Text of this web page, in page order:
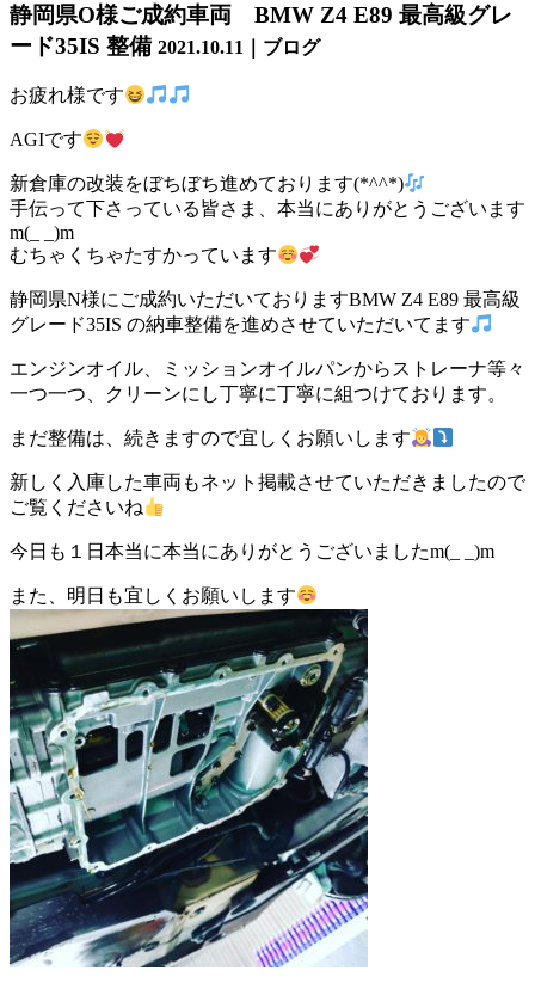
静岡県O様ご成約車両 BMW Z4 E89 最高級グレ
ード35IS 整備 2021.10.11｜ブログ
お疲れ様です
AGIです
新倉庫の改装をぼちぼち進めております(*^^*)
手伝って下さっている皆さま、本当にありがとうございます
m(_ _)m
むちゃくちゃたすかっています
静岡県N様にご成約いただいておりますBMW Z4 E89 最高級
グレード35IS の納車整備を進めさせていただいてます
エンジンオイル、ミッションオイルパンからストレーナ等々
一つ一つ、クリーンにし丁寧に丁寧に組つけております。
まだ整備は、続きますので宜しくお願いします
新しく入庫した車両もネット掲載させていただきましたので
ご覧くださいね
今日も１日本当に本当にありがとうございましたm(_ _)m
また、明日も宜しくお願いします